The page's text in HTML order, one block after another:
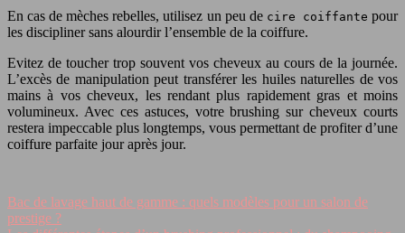
En cas de mèches rebelles, utilisez un peu de cire coiffante pour
les discipliner sans alourdir l’ensemble de la coiffure.
Evitez de toucher trop souvent vos cheveux au cours de la journée.
L’excès de manipulation peut transférer les huiles naturelles de vos
mains à vos cheveux, les rendant plus rapidement gras et moins
volumineux. Avec ces astuces, votre brushing sur cheveux courts
restera impeccable plus longtemps, vous permettant de profiter d’une
coiffure parfaite jour après jour.
Bac de lavage haut de gamme : quels modèles pour un salon de
prestige ?